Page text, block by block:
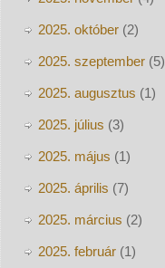
2025. október(2)
2025. szeptember(5)
2025. augusztus (1)
2025. július (3)
2025. május (1)
2025. április (7)
2025. március (2)
2025. február(1)